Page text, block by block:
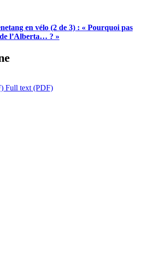
en vélo (2 de 3) : « Pourquoi pas
l’Alberta… ? »
Full text (PDF)